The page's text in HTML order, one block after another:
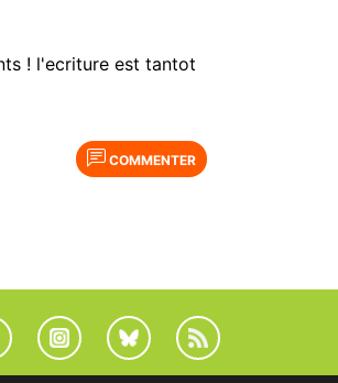
! l'ecriture est tantot
COMMENTER